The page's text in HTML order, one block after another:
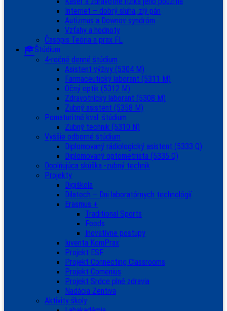
Internet – dobrý sluha, zlý pán
Autizmus a Downov syndróm
Vzťahy a hodnoty
Časopis Teória a prax FL
Štúdium
4-ročné denné štúdium
Asistent výživy (5304 M)
Farmaceutický laborant (5311 M)
Očný optik (5312 M)
Zdravotnícky laborant (5308 M)
Zubný asistent (5358 M)
Pomaturitné kval. štúdium
Zubný technik (5310 N)
Vyššie odborné štúdium
Diplomovaný rádiologický asistent (5333 Q)
Diplomovaný optometrista (5335 Q)
Doplňujúca skúška -zubný technik
Projekty
Digiškola
Dilatech – Dni laboratórnych technológií
Erasmus +
Traditional Sports
Feeds
Inovatívne postupy
Iuventa KomPrax
Projekt ESF
Projekt Connecting Classrooms
Projekt Comenius
Projekt Srdce plné zdravia
Nadácia Zentiva
Aktivity školy